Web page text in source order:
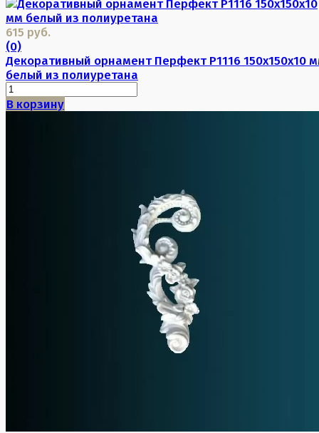
615 руб.
(0)
Декоративный орнамент Перфект P1116 150х150х10
белый из полиуретана
В корзину